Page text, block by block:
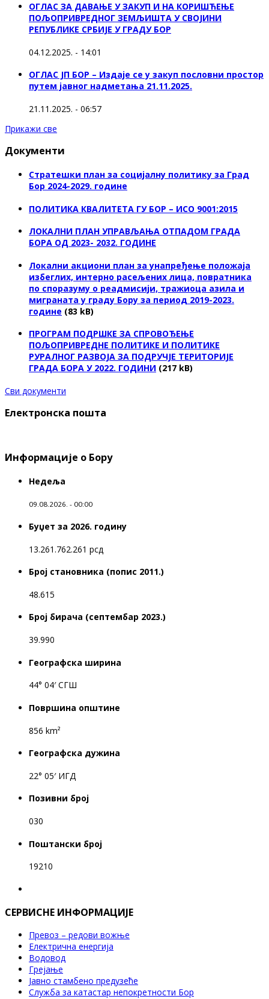
ОГЛАС ЗА ДАВАЊЕ У ЗАКУП И НА КОРИШЋЕЊЕ
ПОЉОПРИВРЕДНОГ ЗЕМЉИШТА У СВОЈИНИ
РЕПУБЛИКЕ СРБИЈЕ У ГРАДУ БОР
04.12.2025. - 14:01
ОГЛАС ЈП БОР – Издаје се у закуп пословни простор
путем јавног надметања 21.11.2025.
21.11.2025. - 06:57
Прикажи све
Документи
Стратешки план за социјалну политику за Град
Бор 2024-2029. године
ПОЛИТИКА КВАЛИТЕТА ГУ БОР – ИСО 9001:2015
ЛОКАЛНИ ПЛАН УПРАВЉАЊА ОТПАДОМ ГРАДА
БОРА ОД 2023- 2032. ГОДИНЕ
Локални акциони план за унапређење положаја
избеглих, интерно расељених лица, повратника
по споразуму о реадмисији, тражиоца азила и
миграната у граду Бору за период 2019-2023.
године (83 kB)
ПРОГРАМ ПОДРШКЕ ЗА СПРОВОЂЕЊЕ
ПОЉОПРИВРЕДНЕ ПОЛИТИКЕ И ПОЛИТИКЕ
РУРАЛНОГ РАЗВОЈА ЗА ПОДРУЧЈЕ ТЕРИТОРИЈЕ
ГРАДА БОРА У 2022. ГОДИНИ (217 kB)
Сви документи
Електронска пошта
Информације о Бору
Недеља
09.08.2026. - 00:00
Буџет за 2026. годину
13.261.762.261 рсд
Број становника (попис 2011.)
48.615
Број бирача (септембар 2023.)
39.990
Географска ширина
44° 04′ СГШ
Површина општине
856 km²
Географска дужина
22° 05′ ИГД
Позивни број
030
Поштански број
19210
СЕРВИСНЕ ИНФОРМАЦИЈЕ
Превоз – редови вожње
Електрична енергија
Водовод
Грејање
Јавно стамбено предузеће
Служба за катастар непокретности Бор